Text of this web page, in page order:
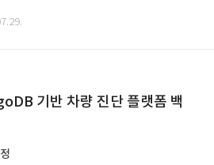
기반 차량 진단 플랫폼 백